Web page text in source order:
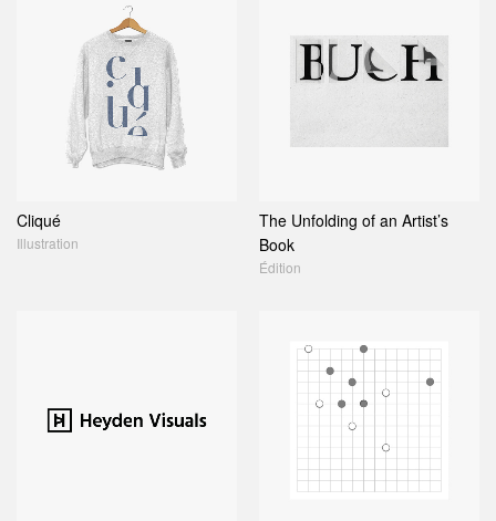
Cliqué
Illustration
The Unfolding of an Artist’s
Book
Édition